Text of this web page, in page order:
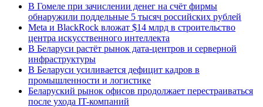
В Гомеле при зачислении денег на счёт фирмы
обнаружили поддельные 5 тысяч российских рублей
Meta и BlackRock вложат $14 млрд в строительство
центра искусственного интеллекта
В Беларуси растёт рынок дата-центров и серверной
инфраструктуры
В Беларуси усиливается дефицит кадров в
промышленности и логистике
Беларуский рынок офисов продолжает перестраиваться
после ухода IT-компаний